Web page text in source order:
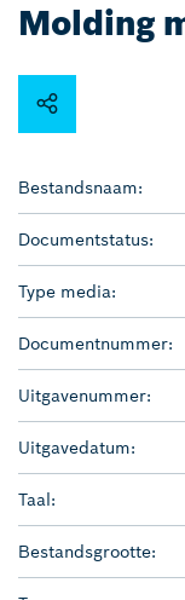
Molding
Bestandsnaam:
Documentstatus:
Type media:
Documentnummer:
Uitgavenummer:
Uitgavedatum:
Taal:
Bestandsgrootte: